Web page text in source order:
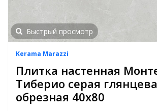
Быстрый просмотр
Kerama Marazzi
Плитка настенная
Тиберио серая
обрезная 40х80